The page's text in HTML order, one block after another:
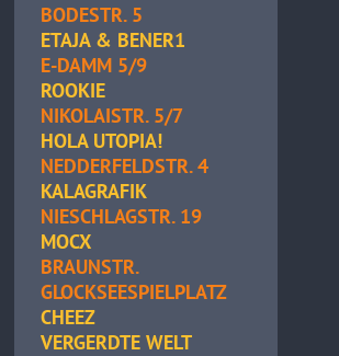
BODESTR. 5
ETAJA & BENER1
E-DAMM 5/9
ROOKIE
NIKOLAISTR. 5/7
HOLA UTOPIA!
NEDDERFELDSTR. 4
KALAGRAFIK
NIESCHLAGSTR. 19
MOCX
BRAUNSTR.
GLOCKSEESPIELPLATZ
CHEEZ
VERGERDTE WELT